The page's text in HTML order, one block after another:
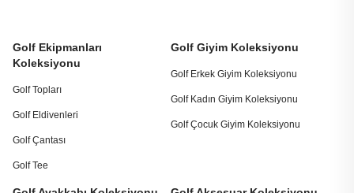
Golf Ekipmanları
Koleksiyonu
Golf Topları
Golf Eldivenleri
Golf Çantası
Golf Tee
Golf Giyim Koleksiyonu
Golf Erkek Giyim Koleksiyonu
Golf Kadın Giyim Koleksiyonu
Golf Çocuk Giyim Koleksiyonu